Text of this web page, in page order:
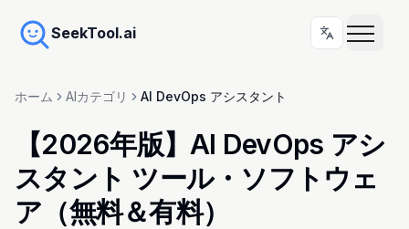
SeekTool.ai
ホーム AIカテゴリ AI DevOps アシスタント
【2026年版】AI DevOps アシ
スタント ツール・ソフトウェ
ア（無料＆有料）